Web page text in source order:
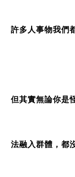
許多人事物我們
但其實無論你是
法融入群體，都